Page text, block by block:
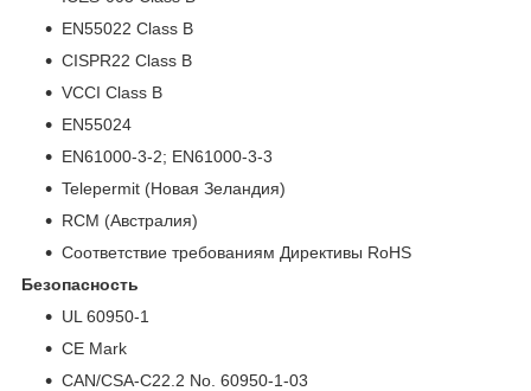
EN55022 Class B
CISPR22 Class B
VCCI Class B
EN55024
EN61000-3-2; EN61000-3-3
Telepermit (Новая Зеландия)
RCM (Австралия)
Соответствие требованиям Директивы RoHS
Безопасность
UL 60950-1
CE Mark
CAN/CSA-C22.2 No. 60950-1-03